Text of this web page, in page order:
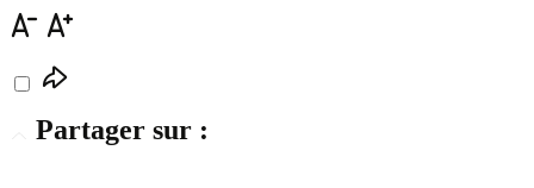
Partager sur :